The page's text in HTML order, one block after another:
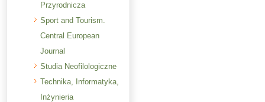
Przyrodnicza
Sport and Tourism.
Central European
Journal
Studia Neofilologiczne
Technika, Informatyka,
Inżynieria